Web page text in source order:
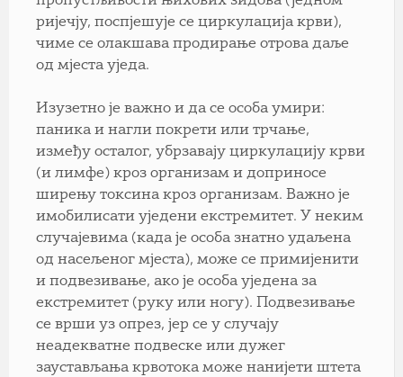
ријечју, поспјешује се циркулација крви),
чиме се олакшава продирање отрова даље
од мјеста уједа.
Изузетно је важно и да се особа умири:
паника и нагли покрети или трчање,
између осталог, убрзавају циркулацију крви
(и лимфе) кроз организам и доприносе
ширењу токсина кроз организам. Важно је
имобилисати уједени екстремитет. У неким
случајевима (када је особа знатно удаљена
од насељеног мјеста), може се примијенити
и подвезивање, ако је особа уједена за
екстремитет (руку или ногу). Подвезивање
се врши уз опрез, јер се у случају
неадекватне подвеске или дужег
заустављања крвотока може нанијети штета